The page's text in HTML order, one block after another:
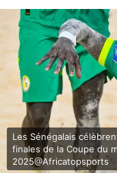
Les Sénégalais
finales de la Coupe du
2025@Africatopsports